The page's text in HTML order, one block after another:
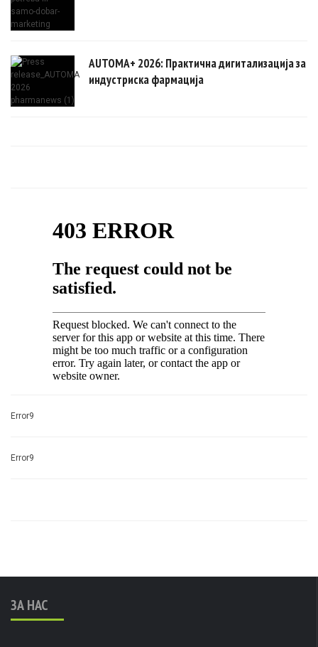
AUTOMA+ 2026: Практична дигитализација за
индустриска фармација
Error9
Error9
ЗА НАС